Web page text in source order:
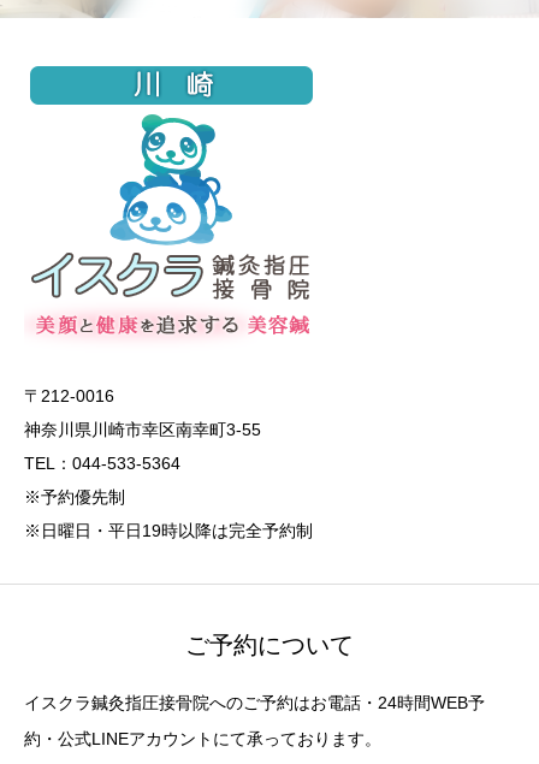
〒212-0016
神奈川県川崎市幸区南幸町3-55
TEL：044-533-5364
※予約優先制
※日曜日・平日19時以降は完全予約制
ご予約について
イスクラ鍼灸指圧接骨院へのご予約はお電話・24時間WEB予
約・公式LINEアカウントにて承っております。